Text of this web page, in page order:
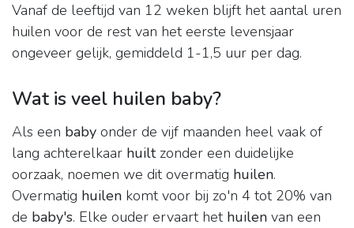
Vanaf de leeftijd van 12 weken blijft het aantal uren
huilen voor de rest van het eerste levensjaar
ongeveer gelijk, gemiddeld 1-1,5 uur per dag.
Wat is veel huilen baby?
Als een baby onder de vijf maanden heel vaak of
lang achterelkaar huiltzonder een duidelijke
oorzaak, noemen we dit overmatig huilen.
Overmatig huilen komt voor bij zo'n 4 tot 20% van
de baby's. Elke ouder ervaart het huilen van een